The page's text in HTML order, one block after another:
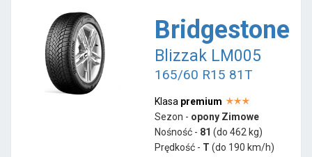
Bridgestone
Blizzak LM005
165/60 R15 81T
Klasa premium
Sezon - opony Zimowe
Nośność - 81 (do 462 kg)
Prędkość - T (do 190 km/h)